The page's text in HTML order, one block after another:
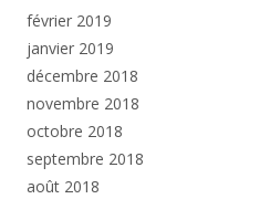
février 2019
janvier 2019
décembre 2018
novembre 2018
octobre 2018
septembre 2018
août 2018